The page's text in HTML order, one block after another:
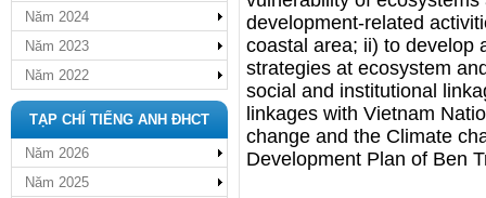
Năm 2024
Năm 2023
Năm 2022
TẠP CHÍ TIẾNG ANH ĐHCT
Năm 2026
Năm 2025
development-related
coastal area; ii) to develop
strategies at ecosystem
social and institutional
linkages with Vietnam
change and the Climate
Development Plan of Ben